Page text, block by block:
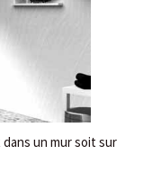
un mur soit sur